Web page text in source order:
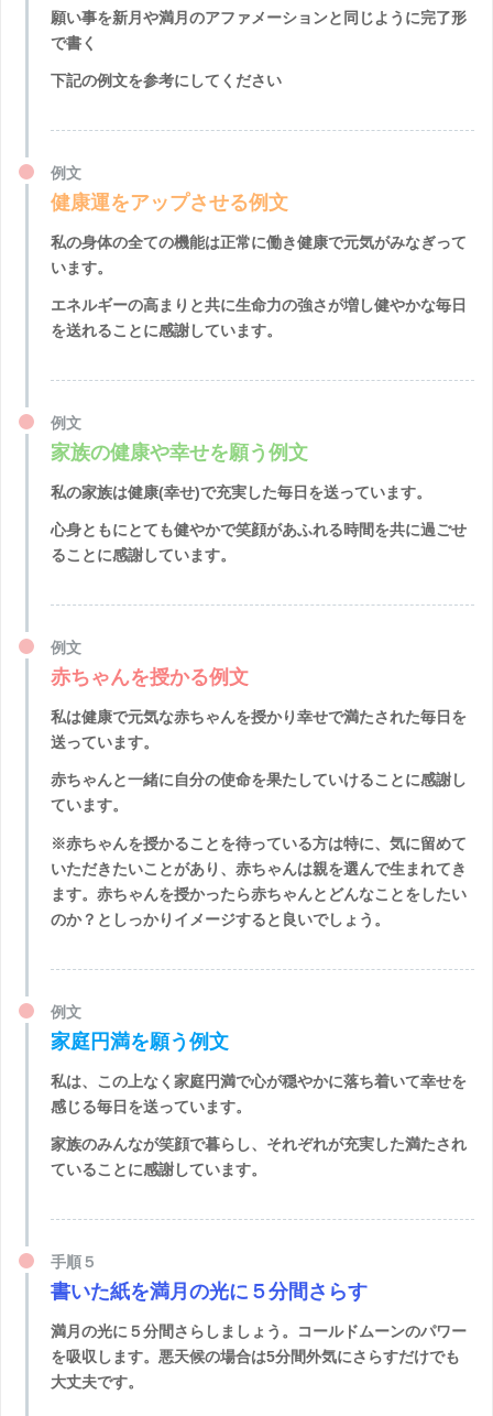
願い事を新月や満月のアファメーションと同じように完了形
で書く
下記の例文を参考にしてください
例文
健康運をアップさせる例文
私の身体の全ての機能は正常に働き健康で元気がみなぎって
います。
エネルギーの高まりと共に生命力の強さが増し健やかな毎日
を送れることに感謝しています。
例文
家族の健康や幸せを願う例文
私の家族は健康(幸せ)で充実した毎日を送っています。
心身ともにとても健やかで笑顔があふれる時間を共に過ごせ
ることに感謝しています。
例文
赤ちゃんを授かる例文
私は健康で元気な赤ちゃんを授かり幸せで満たされた毎日を
送っています。
赤ちゃんと一緒に自分の使命を果たしていけることに感謝し
ています。
※赤ちゃんを授かることを待っている方は特に、気に留めて
いただきたいことがあり、赤ちゃんは親を選んで生まれてき
ます。赤ちゃんを授かったら赤ちゃんとどんなことをしたい
のか？としっかりイメージすると良いでしょう。
例文
家庭円満を願う例文
私は、この上なく家庭円満で心が穏やかに落ち着いて幸せを
感じる毎日を送っています。
家族のみんなが笑顔で暮らし、それぞれが充実した満たされ
ていることに感謝しています。
手順５
書いた紙を満月の光に５分間さらす
満月の光に５分間さらしましょう。コールドムーンのパワー
を吸収します。悪天候の場合は5分間外気にさらすだけでも
大丈夫です。